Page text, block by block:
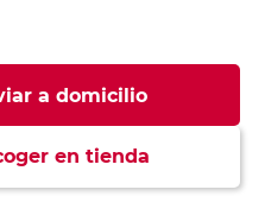
a domicilio
en tienda